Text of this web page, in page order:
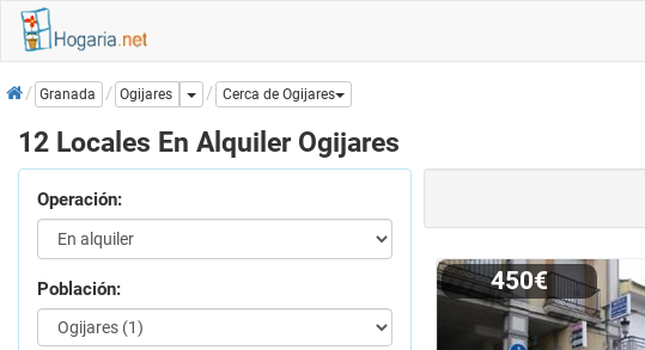
InicioGranada Ogijares Dropdown
Cerca de Ogijares
12 Locales En Alquiler Ogijares
Operación:
Población: 450€